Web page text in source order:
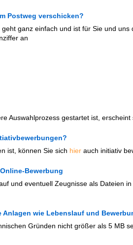
Postweg verschicken?
ganz einfach und ist für Sie und
an
Auswahlprozess gestartet ist, erscheint
ist, können Sie sich hier auch initiativ
Bewerbung
und eventuell Zeugnisse als Dateien
Anlagen wie Lebenslauf und
Gründen nicht größer als 5 MB